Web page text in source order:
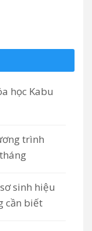
học Kabu
trình
sinh hiệu
cần biết